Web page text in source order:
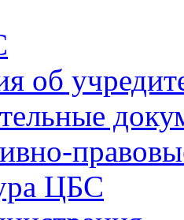
об
ЦБС